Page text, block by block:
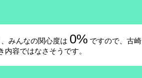
、みんなの関心度は 0% ですので、古崎
容ではなさそうです。